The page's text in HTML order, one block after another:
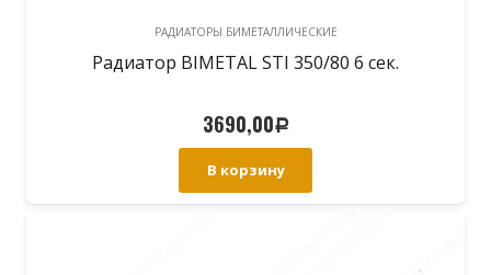
РАДИАТОРЫ БИМЕТАЛЛИЧЕСКИЕ
Радиатор BIMETAL STI 350/80 6 сек.
3690,00Р
В корзину